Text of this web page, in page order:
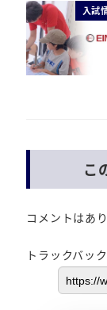
入試
こ
コメントはあ
トラックバッ